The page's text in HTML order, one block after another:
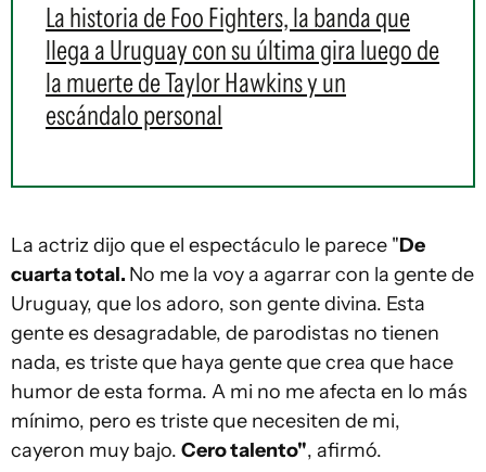
La historia de Foo Fighters, la banda que
llega a Uruguay con su última gira luego de
la muerte de Taylor Hawkins y un
escándalo personal
La actriz dijo que el espectáculo le parece "De
cuarta total. No me la voy a agarrar con la gente de
Uruguay, que los adoro, son gente divina. Esta
gente es desagradable, de parodistas no tienen
nada, es triste que haya gente que crea que hace
humor de esta forma. A mi no me afecta en lo más
mínimo, pero es triste que necesiten de mi,
cayeron muy bajo. Cero talento", afirmó.